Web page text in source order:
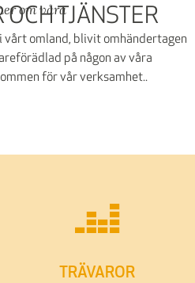
om våra
OCH TJÄNSTER
vårt omland, blivit omhändertagen
på någon av våra
för vår verksamhet..
TRÄVAROR